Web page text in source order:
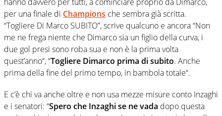
per una finale di Champions che sembra già scritta.
“Togliere Di Marco SUBITO”, scrive qualcuno e ancora “Non
me ne frega niente che Dimarcosia un figlio della curva, i
due gol presi sono roba sua e non è la prima volta
quest’anno“, “Togliere Dimarco prima di subito. Anche
prima della fine del primo tempo, in bambola totale“.
E c’è chi va anche oltre e non usa mezze misure conto Inzaghi
e i senatori: “Spero che Inzaghi se ne vada dopo questa